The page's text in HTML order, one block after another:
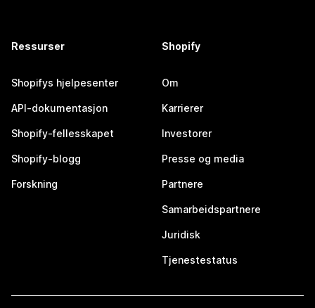
Ressurser
Shopifys hjelpesenter
API-dokumentasjon
Shopify-fellesskapet
Shopify-blogg
Forskning
Shopify
Om
Karrierer
Investorer
Presse og media
Partnere
Samarbeidspartnere
Juridisk
Tjenestestatus